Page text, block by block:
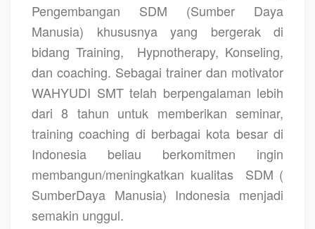
Pengembangan SDM (Sumber Daya
Manusia) khususnya yang bergerak di
bidang Training,
Hypnotherapy, Konseling,
dan coaching. Sebagai trainer dan motivator
WAHYUDI SMT telah berpengalaman lebih
dari 8 tahun untuk memberikan seminar,
training coaching di berbagai kota besar di
Indonesia beliau berkomitmen ingin
membangun/meningkatkan kualitas
SDM (
SumberDaya Manusia) Indonesia menjadi
semakin unggul.